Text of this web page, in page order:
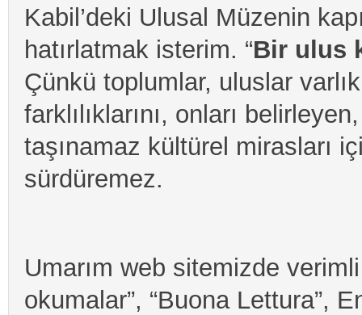
Kabil’deki Ulusal Müzenin
hatırlatmak isterim. “Bir ulus
Çünkü toplumlar, uluslar
farklılıklarını, onları
taşınamaz kültürel mirasları
sürdüremez.
Umarım web sitemizde
okumalar”, “Buona Lettura”,